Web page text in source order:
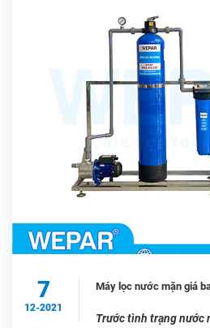
7
12-2021
Máy lọc nước mặn giá
Trước tình trạng nước